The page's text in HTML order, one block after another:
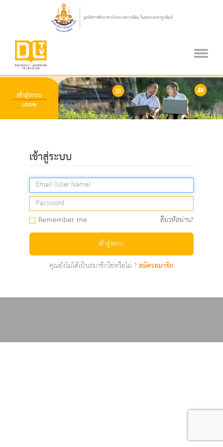
เข้าสู่ระบบ
Remember me ลืมรหัสผ่าน?
เข้าสู่ระบบ
คุณยังไม่ได้เป็นสมาชิกใช่หรือไม่ ?สมัครสมาชิก